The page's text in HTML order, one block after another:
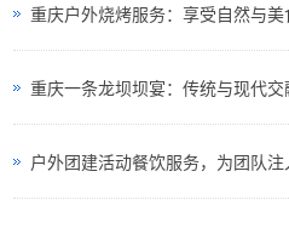
重庆户外烧烤服务：享受自然与
重庆一条龙坝坝宴：传统与现代
户外团建活动餐饮服务，为团队注